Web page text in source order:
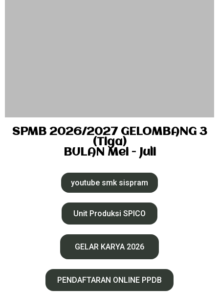
SPMB 2026/2027 GELOMBANG 3
(Tiga)
BULAN Mei - Juli
youtube smk sispram
Unit Produksi SPICO
GELAR KARYA 2026
PENDAFTARAN ONLINE PPDB